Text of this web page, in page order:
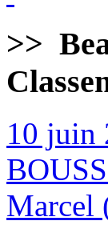
>>
10 juin
Marcel